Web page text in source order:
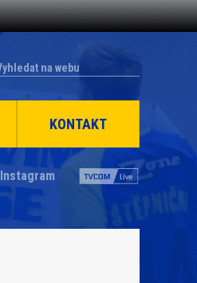
KONTAKT
Instagram